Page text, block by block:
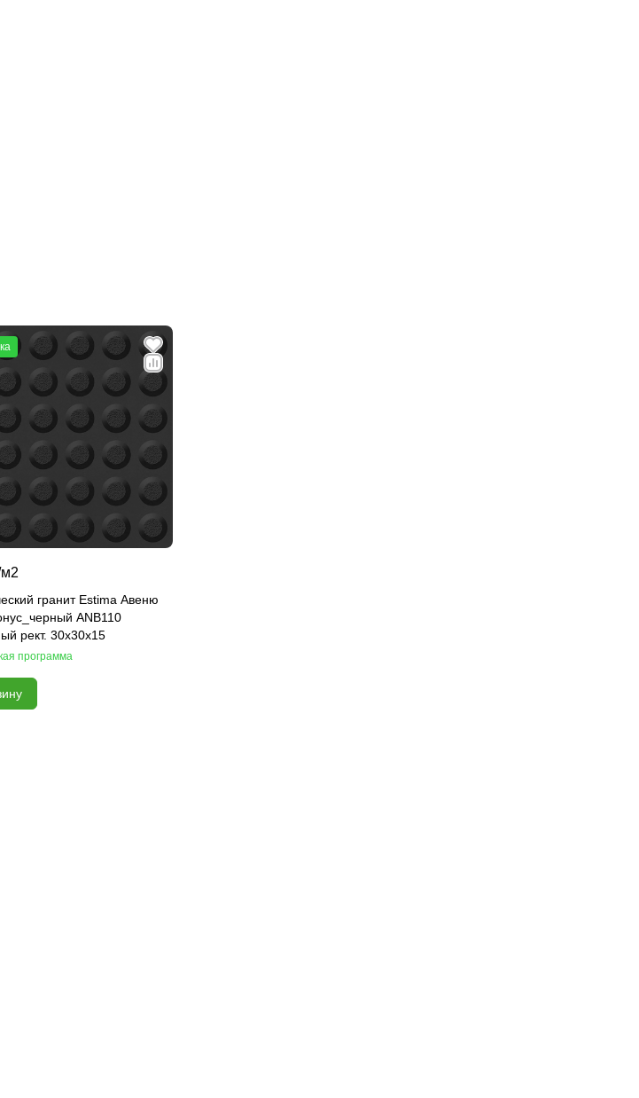
м2
гранит Estima Авеню
ANB110
тактильный рект. 30x30x15
программа